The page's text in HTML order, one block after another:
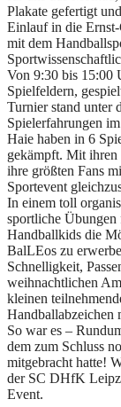
Plakate gefertigt
Einlauf in die
mit dem
Von 9:30 bis 15:00
Spielfeldern,
Turnier stand unter
Spielerfahrungen
Haie haben in 6
gekämpft. Mit ihren
ihre größten Fans
Sportevent
In einem toll
sportliche
Handballkids die
BalLEos zu
Schnelligkeit,
weihnachtlichen
kleinen
Handballabzeichen
So war es –
dem zum Schluss
mitgebracht hatte!
der SC DHfK
Event.